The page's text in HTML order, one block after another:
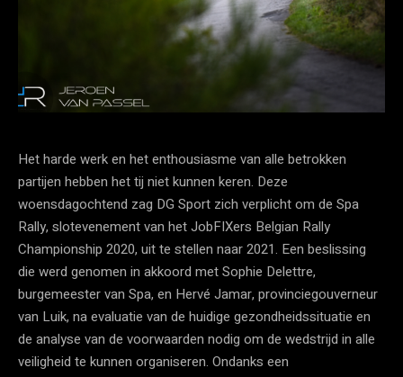
Het harde werk en het enthousiasme van alle betrokken
partijen hebben het tij niet kunnen keren. Deze
woensdagochtend zag DG Sport zich verplicht om de Spa
Rally, slotevenement van het JobFIXers Belgian Rally
Championship 2020, uit te stellen naar 2021. Een beslissing
die werd genomen in akkoord met Sophie Delettre,
burgemeester van Spa, en Hervé Jamar, provinciegouverneur
van Luik, na evaluatie van de huidige gezondheidssituatie en
de analyse van de voorwaarden nodig om de wedstrijd in alle
veiligheid te kunnen organiseren. Ondanks een